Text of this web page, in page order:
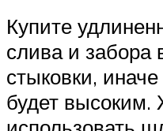
Купите
слива и забора
стыковки,
будет высоким.